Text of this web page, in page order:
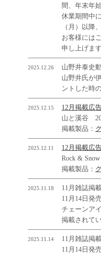
間、年末年
休業期間中
（月）以降
お客様には
申し上げま
2025.12.26
山野井泰史
山野井氏が
ントした時
2025.12.15
12月掲載広
山と溪谷
掲載製品：
2025.12.11
12月掲載広
Rock &
掲載製品：
2025.11.18
11月雑誌掲
11月14日発
チェーンア
掲載されて
2025.11.14
11月雑誌掲
11月14日発